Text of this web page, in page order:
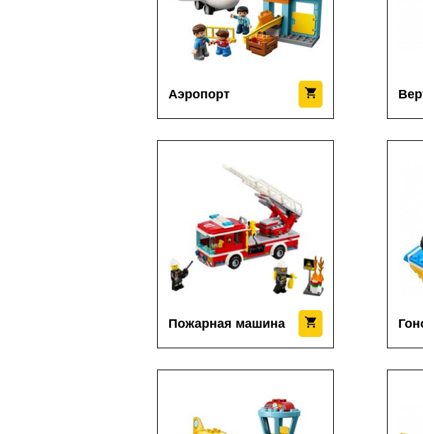
Аэропорт
Пожарная машина